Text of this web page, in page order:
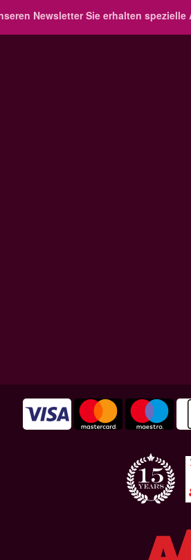
NewsletterSie erhalten spezielle